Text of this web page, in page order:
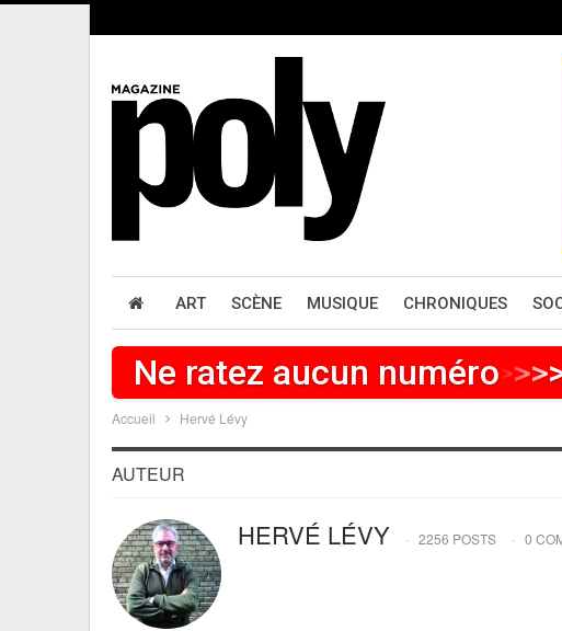
ART SCÈNE MUSIQUE CHRONIQUES
Ne ratez aucun numéro>>>
Accueil Hervé Lévy
AUTEUR
HERVÉ LÉVY 2256 POSTS 0